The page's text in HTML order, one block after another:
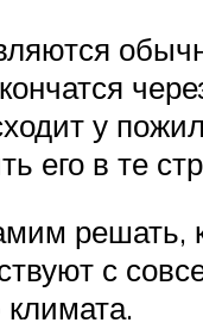
у
его в те
решать,
с